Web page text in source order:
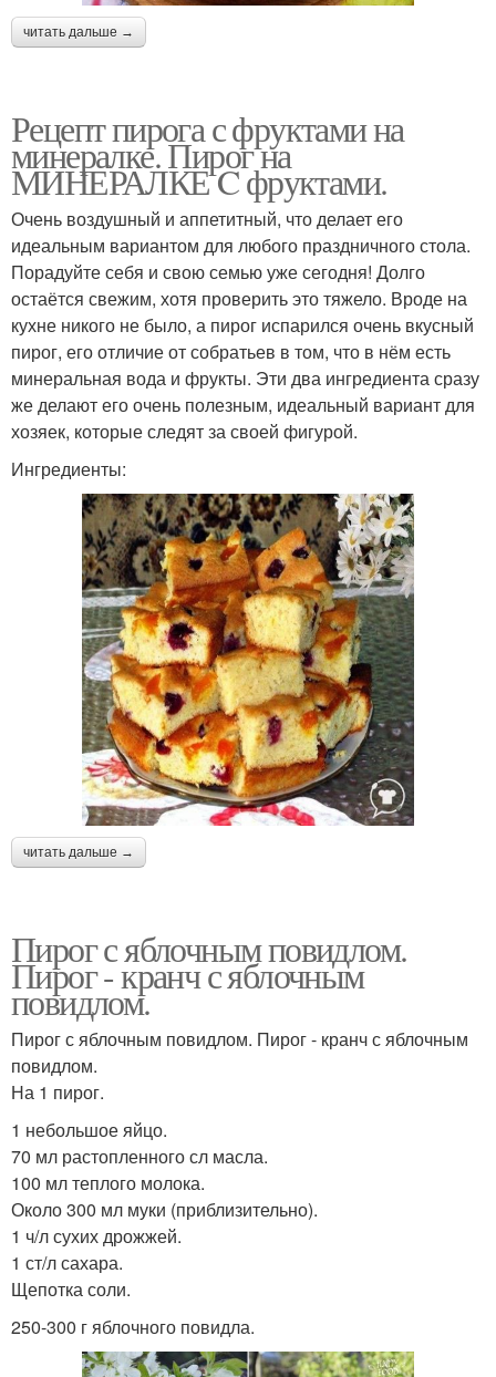
читать дальше →
Рецепт пирога с фруктами на
минералке. Пирог на
МИНЕРАЛКЕ C фруктами.
Очень воздушный и аппетитный, что делает его
идеальным вариантом для любого праздничного стола.
Порадуйте себя и свою семью уже сегодня! Долго
остаётся свежим, хотя проверить это тяжело. Вроде на
кухне никого не было, а пирог испарился очень вкусный
пирог, его отличие от собратьев в том, что в нём есть
минеральная вода и фрукты. Эти два ингредиента сразу
же делают его очень полезным, идеальный вариант для
хозяек, которые следят за своей фигурой.
Ингредиенты:
читать дальше →
Пирог с яблочным повидлом.
Пирог - кранч с яблочным
повидлом.
Пирог с яблочным повидлом. Пирог - кранч с яблочным
повидлом.
На 1 пирог.
1 небольшое яйцо.
70 мл растопленного сл масла.
100 мл теплого молока.
Около 300 мл муки (приблизительно).
1 ч/л сухих дрожжей.
1 ст/л сахара.
Щепотка соли.
250-300 г яблочного повидла.